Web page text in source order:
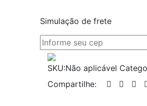
Simulação de frete
SKU:Não aplicável
Compartilhe: